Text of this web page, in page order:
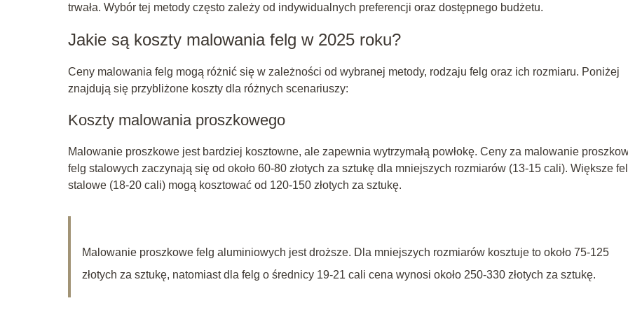
trwała. Wybór tej metody często zależy od indywidualnych preferencji oraz dostępnego budżetu.
Jakie są koszty malowania felg w 2025 roku?
Ceny malowania felg mogą różnić się w zależności od wybranej metody, rodzaju felg oraz ich rozmiaru. Poniżej
znajdują się przybliżone koszty dla różnych scenariuszy:
Koszty malowania proszkowego
Malowanie proszkowe jest bardziej kosztowne, ale zapewnia wytrzymałą powłokę. Ceny za malowanie
felg stalowych zaczynają się od około 60-80 złotych za sztukę dla mniejszych rozmiarów (13-15 cali). Większe
stalowe (18-20 cali) mogą kosztować od 120-150 złotych za sztukę.
Malowanie proszkowe felg aluminiowych jest droższe. Dla mniejszych rozmiarów kosztuje to około 75-125
złotych za sztukę, natomiast dla felg o średnicy 19-21 cali cena wynosi około 250-330 złotych za sztukę.